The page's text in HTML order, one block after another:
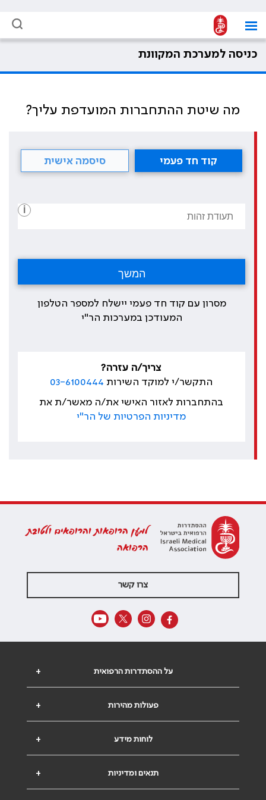
כניסה למערכת המקוונת
מה שיטת ההתחברות המועדפת עליך?
קוד חד פעמי סיסמה אישית
i
מסרון עם קוד חד פעמי יישלח למספר הטלפון
המעודכן במערכות הר"י
צריך/ה עזרה?
התקשר/י למוקד השירות 03-6100444
בהתחברות לאזור האישי את/ה מאשר/ת את
מדיניות הפרטיות של הר"י
למען הרופאות והרופאים ולטובת
הרפואה
צרו קשר
+ על ההסתדרות הרפואית
+ פעולות מהירות
+ לוחות מידע
+ תנאים ומדיניות